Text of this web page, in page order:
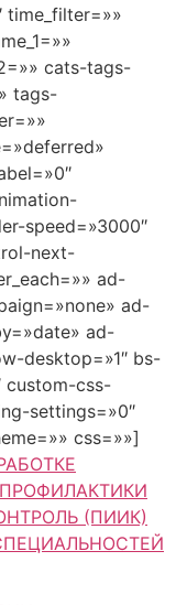
time_filter=»»
cats-tags-
tags-
speed=»3000″
next-
ad-
ad-
ad-
desktop=»1″ bs-
custom-css-
settings=»0″
css=»»]
(ПИИК)